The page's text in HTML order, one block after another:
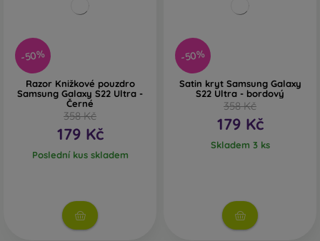
-50%
Razor Knižkové pouzdro
Samsung Galaxy S22 Ultra -
Černé
358 Kč
179 Kč
Poslední kus skladem
-50%
Satin kryt Samsung Galaxy
S22 Ultra - bordový
358 Kč
179 Kč
Skladem 3 ks